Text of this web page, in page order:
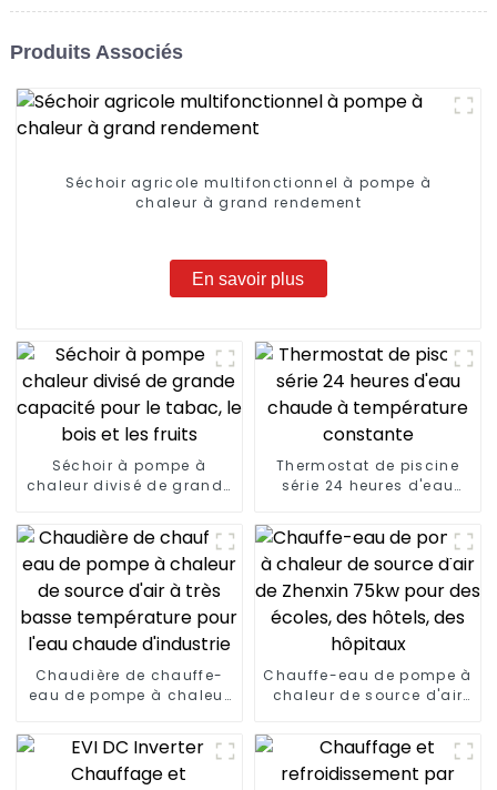
Produits Associés
Séchoir agricole multifonctionnel à pompe à
chaleur à grand rendement
En savoir plus
Séchoir à pompe à
chaleur divisé de grande
le bois et les fruits
Thermostat de piscine
série 24 heures d'eau
Chaudière de chauffe-
eau de pompe à chaleur
basse température pour
l'eau chaude d'industrie
Chauffe-eau de pompe à
chaleur de source d'air
hôpitaux